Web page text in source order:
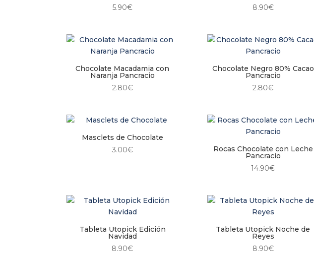
5.90€
8.90€
Chocolate Macadamia con
Naranja Pancracio
2.80€
Chocolate Negro 80% Cacao
Pancracio
2.80€
Masclets de Chocolate
3.00€ Rocas Chocolate con Leche
Pancracio
14.90€
Tableta Utopick Edición
Navidad
8.90€
Tableta Utopick Noche de
Reyes
8.90€